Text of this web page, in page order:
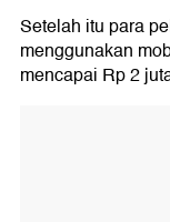
Setelah itu para
menggunakan
mencapai Rp 2